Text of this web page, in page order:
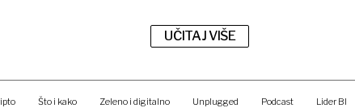
UČITAJ VIŠE
Što i kako Zeleno i digitalno Unplugged Podcast Lider BI